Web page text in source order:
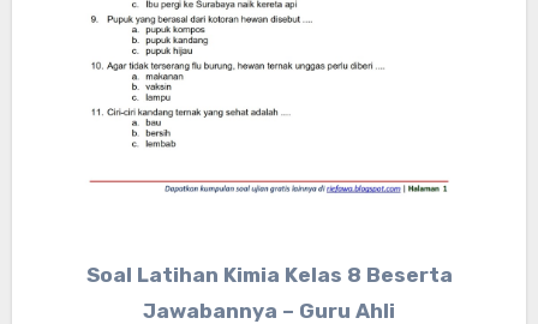
Soal Latihan Kimia Kelas 8 Beserta
Jawabannya – Guru Ahli